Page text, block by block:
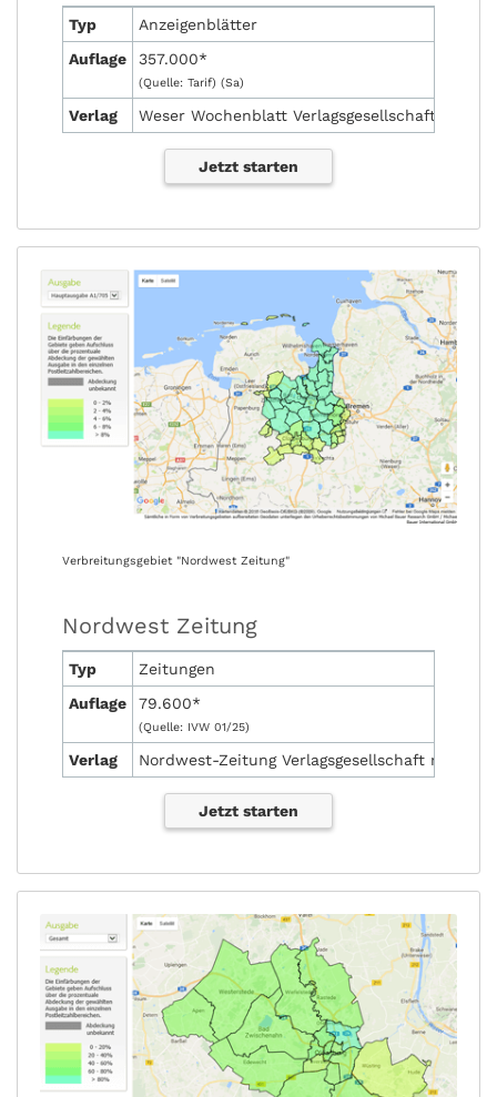
Typ
Anzeigenblätter
Auflage
357.000*
(Quelle: Tarif) (Sa)
Verlag Weser Wochenblatt Verlagsgesellschaft mbH
Jetzt starten
Verbreitungsgebiet "Nordwest Zeitung"
Nordwest Zeitung
Typ
Zeitungen
Auflage
79.600*
(Quelle: IVW 01/25)
Verlag Nordwest-Zeitung Verlagsgesellschaft mbH &
Jetzt starten